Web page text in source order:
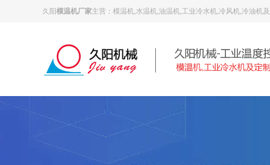
久阳模温机厂家主营：模温机,水温机,油温机,工业冷水机,冷风机,冷油机及